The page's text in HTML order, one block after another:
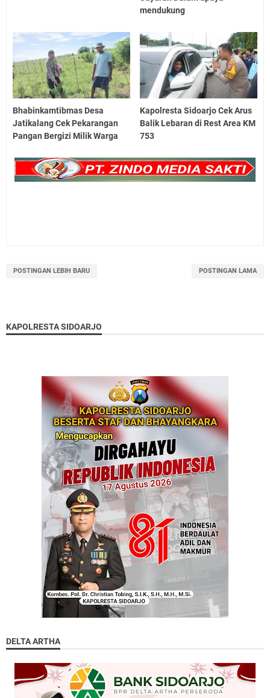
mendukung
Bhabinkamtibmas Desa
Jatikalang Cek Pekarangan
Pangan Bergizi Milik Warga
Kapolresta Sidoarjo Cek Arus
Balik Lebaran di Rest Area KM
753
POSTINGAN LEBIH BARU POSTINGAN LAMA
KAPOLRESTA SIDOARJO
DELTA ARTHA